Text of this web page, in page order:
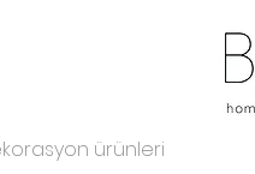
ürünleri